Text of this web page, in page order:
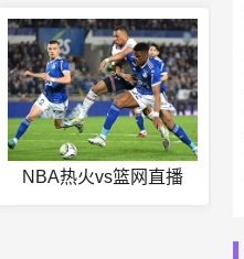
NBA热火vs篮网直播